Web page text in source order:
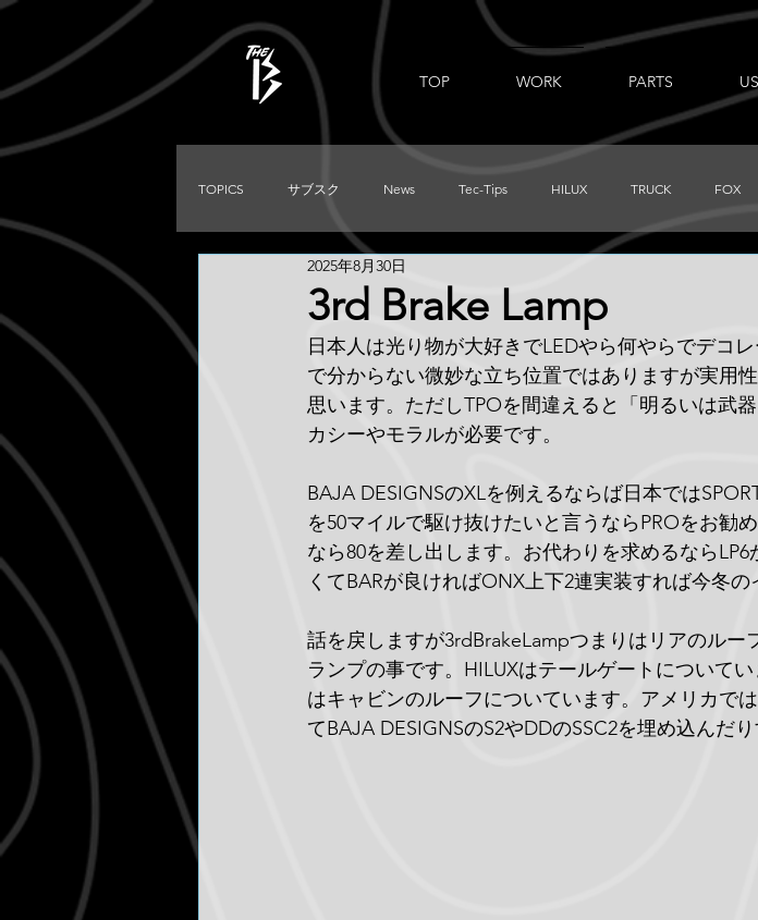
TOP WORK PARTS
TOPICS サブスク News Tec-Tips HILUX TRUCK FOX
Used DIRTKING
LC250 TACOMA PRERUNNER
3rd Brake Lamp
2025年8月30日
日本人は光り物が大好きでLEDやら何やらでデコ
で分からない微妙な立ち位置ではありますが実用
思います。ただしTPOを間違えると「明るいは武
カシーやモラルが必要です。
BAJA DESIGNSのXLを例えるならば日本では
を50マイルで駆け抜けたいと言うならPROをお勧
なら80を差し出します。お代わりを求めるなら
くてBARが良ければONX上下2連実装すれば今冬の
話を戻しますが3rdBrakeLampつまりはリアのル
ランプの事です。HILUXはテールゲートについて
はキャビンのルーフについています。アメリカで
てBAJA DESIGNSのS2やDDのSSC2を埋め込んだ